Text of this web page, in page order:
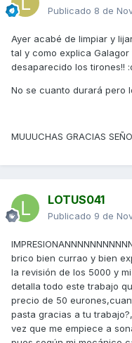
Publicado 8 de
Ayer acabé de limpiar y
tal y como explica Galagor
desaparecido los tirones!!
No se cuanto durará pero
MUUUCHAS GRACIAS
LOTUS041
Publicado 9 de
brico bien currao y bien
la revisión de los 5000 y
detalla todo este trabajo
precio de 50
pasta gracias a tu
vez que me empiece a